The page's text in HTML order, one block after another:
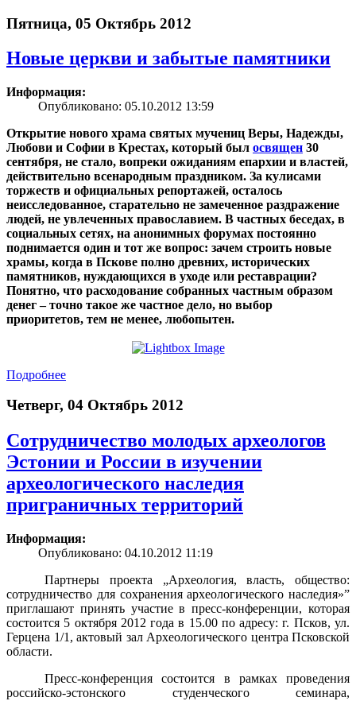
Пятница, 05 Октябрь 2012
Новые церкви и забытые памятники
Информация:
Опубликовано: 05.10.2012 13:59
Открытие нового храма святых мучениц Веры, Надежды,
Любови и Софии в Крестах, который был освящен 30
сентября, не стало, вопреки ожиданиям епархии и властей,
действительно всенародным праздником. За кулисами
торжеств и официальных репортажей, осталось
неисследованное, старательно не замеченное раздражение
людей, не увлеченных православием. В частных беседах, в
социальных сетях, на анонимных форумах постоянно
поднимается один и тот же вопрос: зачем строить новые
храмы, когда в Пскове полно древних, исторических
памятников, нуждающихся в уходе или реставрации?
Понятно, что расходование собранных частным образом
денег – точно такое же частное дело, но выбор
приоритетов, тем не менее, любопытен.
Подробнее
Четверг, 04 Октябрь 2012
Сотрудничество молодых археологов
Эстонии и России в изучении
археологического наследия
приграничных территорий
Информация:
Опубликовано: 04.10.2012 11:19
Партнеры проекта „Археология, власть, общество:
сотрудничество для сохранения археологического наследия»”
приглашают принять участие в пресс-конференции, которая
состоится 5 октября 2012 года в 15.00 по адресу: г. Псков, ул.
Герцена 1/1, актовый зал Археологического центра Псковской
области.
Пресс-конференция состоится в рамках проведения
российско-эстонского студенческого семинара,